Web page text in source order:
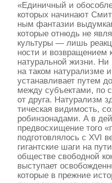
«Единичный и
которых начинают
ным фантазии
которые отнюдь не
культуры — лишь
ности и возвращением
натуральной жизни.
на таком натурализме
устанавливает путем
между субъектами, по
от друга. Натурализм
тическая видимость,
робинзонадами. А в
предвосхищение того
подготовлялось с XVI
гигантские шаги на
обществе свободной
выступает
которые в прежние